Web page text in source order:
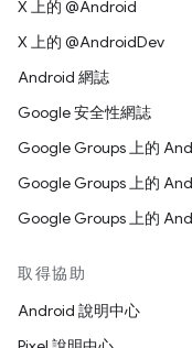
X 上的 @Android
X 上的 @AndroidDev
Android 網誌
Google 安全性網誌
Google Groups 上的
Google Groups 上的
Google Groups 上的
取得協助
Android 說明中心